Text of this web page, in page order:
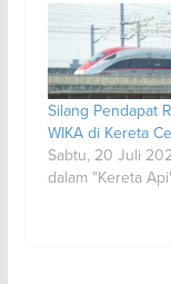
Silang Pendapat
WIKA di Kereta
Sabtu, 20 Juli
dalam "Kereta